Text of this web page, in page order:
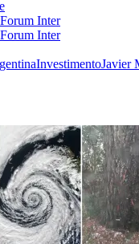
InvestimentoJavier